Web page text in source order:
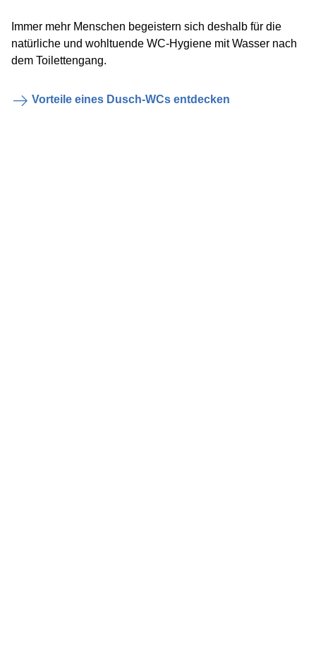
Immer mehr Menschen begeistern sich deshalb​ für die
natürliche und wohltuende WC-Hygiene mit Wasser nach
dem Toilettengang.
Vorteile eines Dusch-WCs entdecken